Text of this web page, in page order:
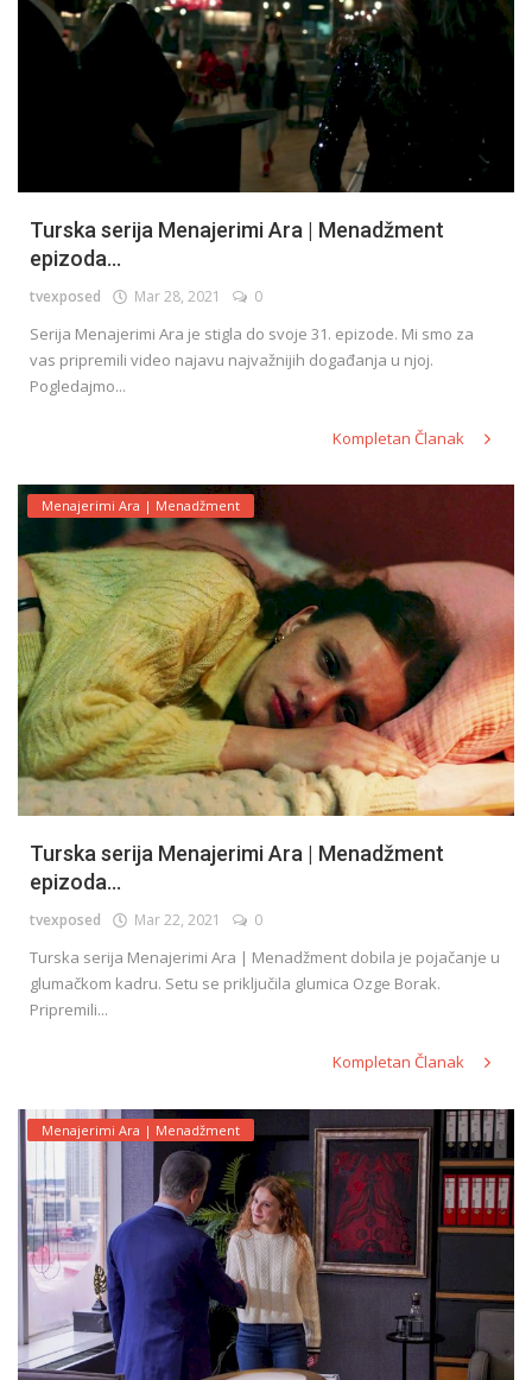
Turska serija Menajerimi Ara | Menadžment
epizoda...
tvexposed Mar 28, 2021 0
Serija Menajerimi Ara je stigla do svoje 31. epizode. Mi smo za
vas pripremili video najavu najvažnijih događanja u njoj.
Pogledajmo...
Kompletan Članak
Menajerimi Ara | Menadžment
Turska serija Menajerimi Ara | Menadžment
epizoda...
tvexposed Mar 22, 2021 0
Turska serija Menajerimi Ara | Menadžment dobila je pojačanje u
glumačkom kadru. Setu se priključila glumica Ozge Borak.
Pripremili...
Kompletan Članak
Menajerimi Ara | Menadžment